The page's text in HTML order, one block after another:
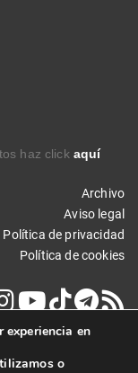
haz click aquí
Archivo
Aviso legal
Política de privacidad
Política de cookies
en
o